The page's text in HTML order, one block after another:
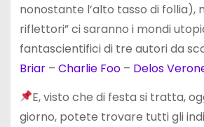
nonostante l’alto tasso di follia),
riflettori” ci saranno i mondi
fantascientifici di tre autori da
Briar– Charlie Foo– Delos
E, visto che di festa si tratta,
giorno, potete trovare tutti gli